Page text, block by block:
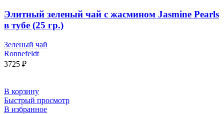
Элитный зеленый чай с жасмином Jasmine Pearls
в тубе (25 гр.)
Зеленый чай
Ronnefeldt
3725 ₽
В корзину
Быстрый просмотр
В избранное